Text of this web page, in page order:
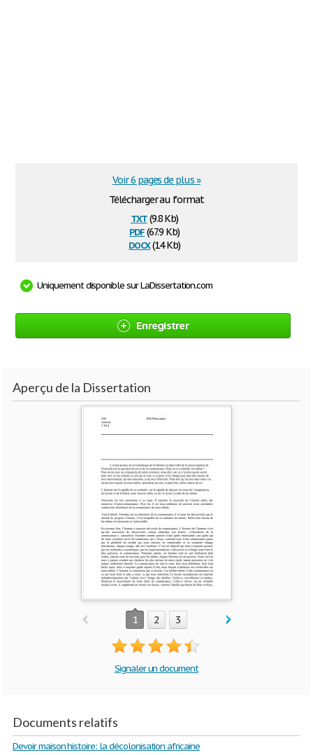
Télécharger au format
txt(9.8 Kb)
pdf(67.9 Kb)
docx(14 Kb)
Voir 6 pages de plus »
Uniquement disponible sur LaDissertation.com
Enregistrer
Aperçu de la Dissertation
1 2 3
Signaler un document
Documents relatifs
Devoir maison histoire: la décolonisation africaine